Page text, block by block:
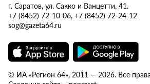
г. Саратов, ул. Сакко и Ванцетти, 41.
+7 (8452) 72-10-06, +7 (8452) 72-24-12
sog@gazeta64.ru
© ИА «Регион 64», 2011 — 2026. Все